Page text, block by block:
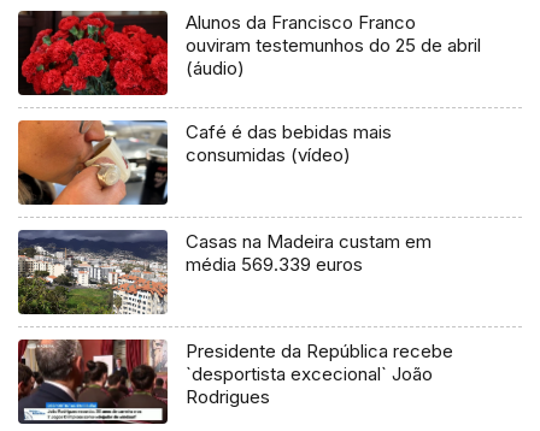
Alunos da Francisco Franco
ouviram testemunhos do 25 de abril
(áudio)
Café é das bebidas mais
consumidas (vídeo)
Casas na Madeira custam em
média 569.339 euros
Presidente da República recebe
`desportista excecional` João
Rodrigues